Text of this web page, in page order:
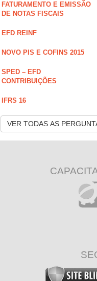
FATURAMENTO E EMISSÃO
DE NOTAS FISCAIS
EFD REINF
NOVO PIS E COFINS 2015
SPED – EFD
CONTRIBUIÇÕES
IFRS 16
VER TODAS AS